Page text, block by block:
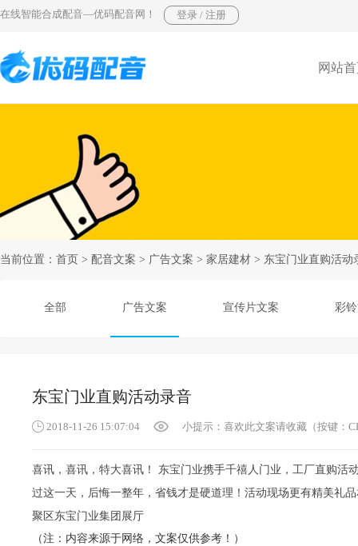
在线智能合成配音—优码配音网！
网站
当前位置： 首页 > 配音文案 > 广告文案 > 家居建材 > 东宝门业直购活动
全部 广告文案 宣传片文案 彩
东宝门业直购活动录音
2018-11-26 15:07:04 小提示：喜欢此文案请收藏（按键：
喜讯，喜讯，特大喜讯！ 东宝门业携手千禧人门业，工厂直购
过这一天，后悔一整年，省钱才是硬道理！活动现场更有精美礼
聚区东宝门业集团展厅
（注：内容来源于网络，文案仅供参考！）